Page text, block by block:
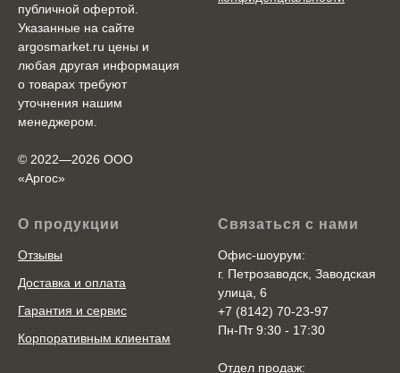
публичной офертой.
Указанные на сайте
argosmarket.ru цены и
любая другая информация
о товарах требуют
уточнения нашим
менеджером.
© 2022—2026 ООО
«Аргоc»
О продукции
Отзывы
Доставка и оплата
Гарантия и сервис
Корпоративным клиентам
Связаться с нами
Офис-шоурум:
г. Петрозаводск, Заводская
улица, 6
+7 (8142) 70-23-97
Пн-Пт 9:30 - 17:30
Отдел продаж: